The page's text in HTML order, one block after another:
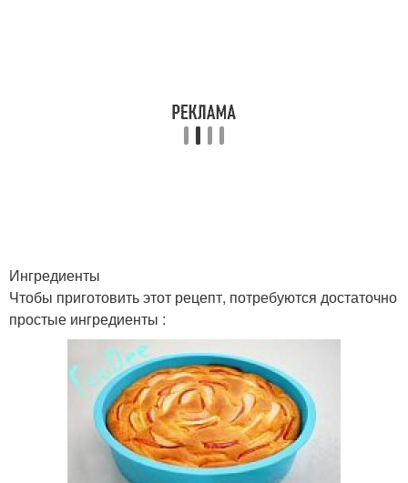
Ингредиенты
Чтобы приготовить этот рецепт, потребуются достаточно
простые ингредиенты :